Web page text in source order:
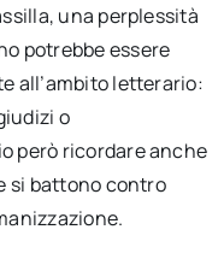
una perplessità
potrebbe essere
all’ambito letterario:
o
però ricordare anche
si battono contro